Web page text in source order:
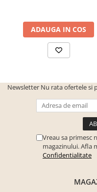
ADAUGA IN COS
Newsletter Nu rata ofertele si
Vreau sa primesc
magazinului. Afla
Confidentialitate